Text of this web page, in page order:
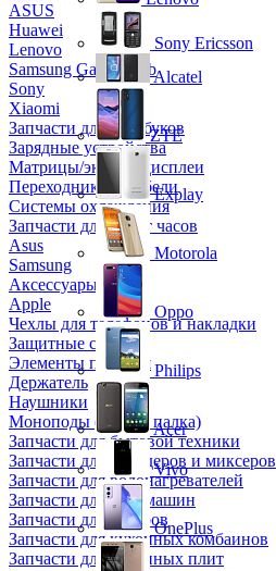
ASUS
Huawei
Lenovo
Samsung Galaxy Tab
Sony
Xiaomi
Запчасти для ноутбуков
Зарядные устройства
Матрицы/экраны/дисплеи
Переходники и кабели
Системы охлаждения
Запчасти для смарт часов
Asus
Samsung
Аксессуары
Apple
Чехлы для телефонов и накладки
Защитные стекла
Элементы питания
Держатель
Наушники
Моноподы (Селфи палка)
Запчасти для бытовой техники
Запчасти для блендеров и миксеров
Запчасти для водонагревателей
Запчасти для кофемашин
Запчасти для кулеров
Запчасти для кухонных комбаинов
Запчасти для кухонных плит
Sony Ericsson
Alcatel
ZTE
Explay
Motorola
Oppo
Philips
Acer
Vivo
OnePlus